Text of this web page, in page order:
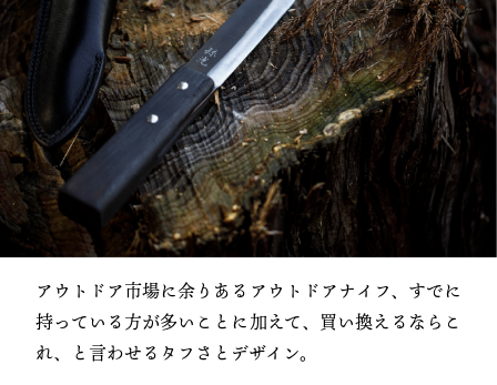
アウトドア市場に余りあるアウトドアナイフ、すでに
持っている方が多いことに加えて、買い換えるならこ
れ、
と言わせるタフさとデザイン。